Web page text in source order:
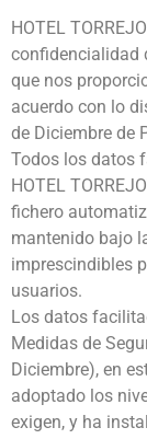
HOTEL
confidencialidad
que nos
acuerdo con lo
de Diciembre de
Todos los datos
HOTEL
fichero
mantenido bajo
imprescindibles
usuarios.
Los datos
Medidas de
Diciembre), en
adoptado los
exigen, y ha